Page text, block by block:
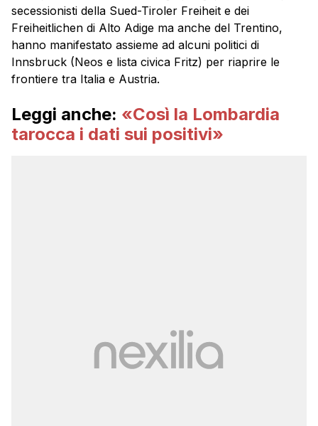
secessionisti della Sued-Tiroler Freiheit e dei
Freiheitlichen di Alto Adige ma anche del Trentino,
hanno manifestato assieme ad alcuni politici di
Innsbruck (Neos e lista civica Fritz) per riaprire le
frontiere tra Italia e Austria.
Leggi anche: «Così la Lombardia
tarocca i dati sui positivi»